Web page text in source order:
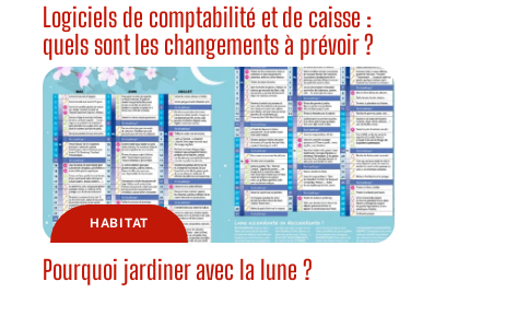
Logiciels de comptabilité et de caisse :
quels sont les changements à prévoir ?
HABITAT
Pourquoi jardiner avec la lune ?